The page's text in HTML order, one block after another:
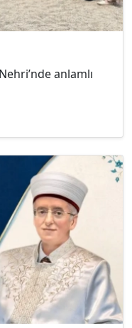
anlamlı